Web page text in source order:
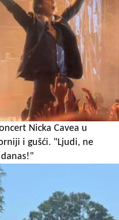
Nicka Cavea u
i gušći. "Ljudi, ne